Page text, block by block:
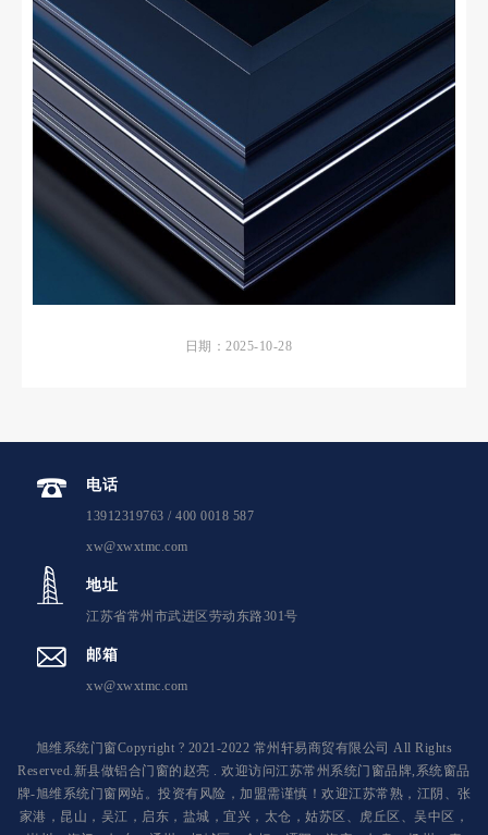
日期：2025-10-28
电话
13912319763 / 400 0018 587
xw@xwxtmc.com
地址
江苏省常州市武进区劳动东路301号
邮箱
xw@xwxtmc.com
旭维系统门窗Copyright ? 2021-2022 常州轩易商贸有限公司 All Rights
Reserved.新县做铝合门窗的赵亮 . 欢迎访问江苏常州系统门窗品牌,系统窗品
牌-旭维系统门窗网站。投资有风险，加盟需谨慎！欢迎江苏常熟，江阴、张
家港，昆山，吴江，启东，盐城，宜兴，太仓，姑苏区、虎丘区、吴中区，